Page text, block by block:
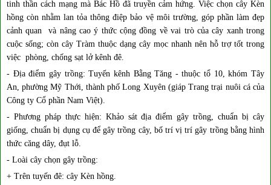
tinh thần cách mạng mà Bác Hồ đã truyền cảm hứng. Việc chọn cây Kèn
hồng còn nhằm lan tỏa thông điệp bảo vệ môi trường, góp phần làm đẹp
cảnh quan và nâng cao ý thức cộng đồng về vai trò của cây xanh trong
cuộc sống; còn cây Tràm thuộc dạng cây mọc nhanh nên hỗ trợ tốt trong
việc phòng, chống sạt lở kênh đê.
- Địa điểm gây trồng: Tuyến kênh Bằng Tăng - thuộc tổ 10, khóm Tây
An, phường Mỹ Thới, thành phố Long Xuyên (giáp Trang trại nuôi cá của
Công ty Cổ phần Nam Việt).
- Phương pháp thực hiện: Khảo sát địa điểm gây trồng, chuẩn bị cây
giống, chuẩn bị dụng cụ để gây trồng cây, bố trí vị trí gây trồng bằng hình
thức căng dây, đụt lỗ.
- Loài cây chọn gây trồng:
+ Trên tuyến đê: cây Kèn hồng.